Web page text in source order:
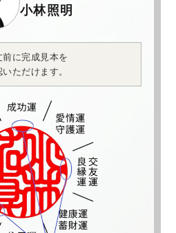
小林照明
前に完成見本を
ただけます。